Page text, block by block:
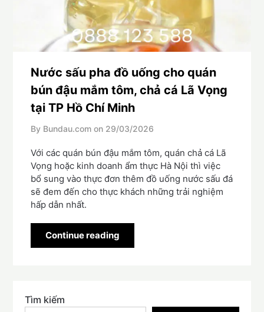
Nước sấu pha đồ uống cho quán
bún đậu mắm tôm, chả cá Lã Vọng
tại TP Hồ Chí Minh
By Bundau.com on 29/03/2026
Với các quán bún đậu mắm tôm, quán chả cá Lã
Vọng hoặc kinh doanh ẩm thực Hà Nội thì việc
bổ sung vào thực đơn thêm đồ uống nước sấu đá
sẽ đem đến cho thực khách những trải nghiệm
hấp dẫn nhất.
Continue reading
Tìm kiếm